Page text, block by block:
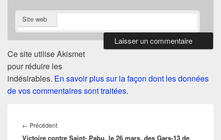
Site web
Ce site utilise Akismet
pour réduire les
indésirables. En savoir plus sur la façon dont les données
de vos commentaires sont traitées.
de
l’article
← PrécédentArticle
précédent :
Victoire contre Saint- Pabu, le 26 mars, des Gars-13 de